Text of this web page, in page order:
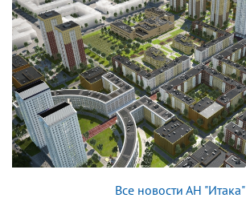
Все новости АН "Итака"